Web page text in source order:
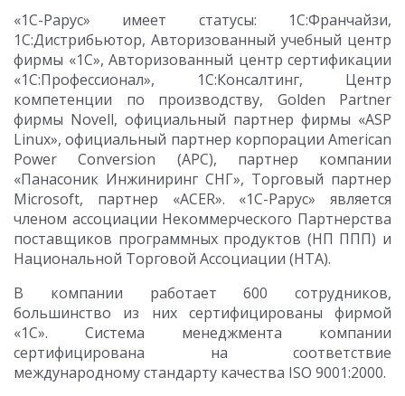
«1С-Рарус» имеет статусы: 1С:Франчайзи,
1С:Дистрибьютор, Авторизованный учебный центр
фирмы «1С», Авторизованный центр сертификации
«1С:Профессионал», 1С:Консалтинг, Центр
компетенции по производству, Golden Partner
фирмы Novell, официальный партнер фирмы «ASP
Linux», официальный партнер корпорации American
Power Conversion (APC), партнер компании
«Панасоник Инжиниринг СНГ», Торговый партнер
Microsoft, партнер «ACER». «1С-Рарус» является
членом ассоциации Некоммерческого Партнерства
поставщиков программных продуктов (НП ППП) и
Национальной Торговой Ассоциации (НТА).
В компании работает 600 сотрудников,
большинство из них сертифицированы фирмой
«1С». Система менеджмента компании
сертифицирована на соответствие
международному стандарту качества ISO 9001:2000.